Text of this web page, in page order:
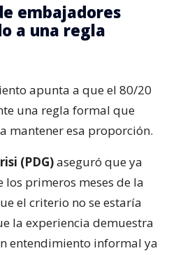
embajadores
a una regla
apunta a que el 80/20
una regla formal que
mantener esa proporción.
(PDG)aseguró que ya
primeros meses de la
el criterio no se estaría
la experiencia demuestra
entendimiento informal ya